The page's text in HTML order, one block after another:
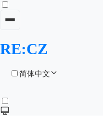
RE:CZ
简体中文